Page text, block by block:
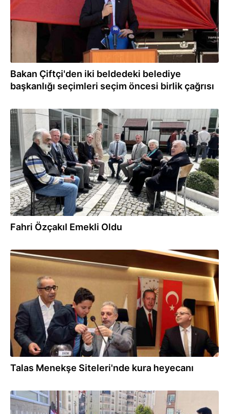
Bakan Çiftçi'den iki beldedeki belediye
başkanlığı seçimleri seçim öncesi birlik çağrısı
20.04.2026
Fahri Özçakıl Emekli Oldu
12.04.2026
Talas Menekşe Siteleri'nde kura heyecanı
08.04.2026